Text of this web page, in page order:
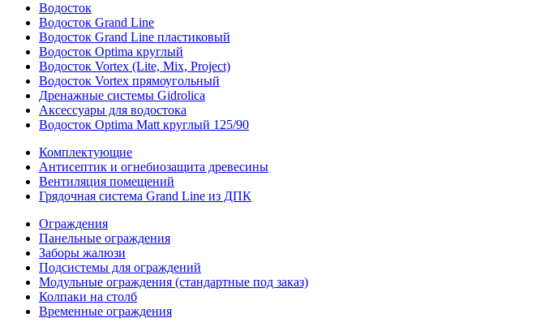
Водосток
Водосток Grand Line
Водосток Grand Line пластиковый
Водосток Optima круглый
Водосток Vortex (Lite, Mix, Project)
Водосток Vortex прямоугольный
Дренажные системы Gidrolica
Аксессуары для водостока
Водосток Optima Matt круглый 125/90
Комплектующие
Антисептик и огнебиозащита древесины
Вентиляция помещений
Грядочная система Grand Line из ДПК
Ограждения
Панельные ограждения
Заборы жалюзи
Подсистемы для ограждений
Модульные ограждения (стандартные под заказ)
Колпаки на столб
Временные ограждения